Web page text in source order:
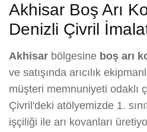
Akhisar Boş Arı
Denizli Çivril
Akhisar bölgesine boş arı
ve satışında arıcılık
müşteri memnuniyeti odaklı
Çivril'deki atölyemizde 1.
işçiliği ile arı kovanları